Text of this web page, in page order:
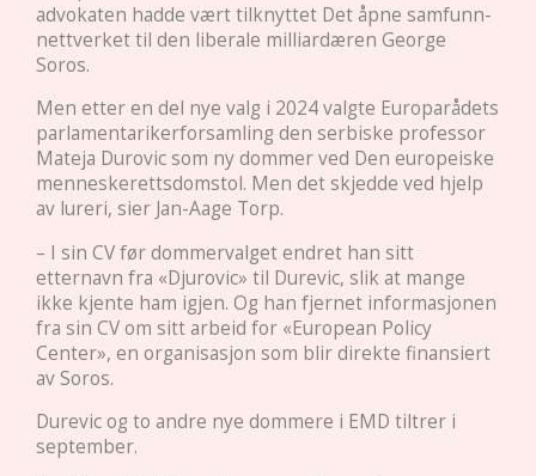
advokaten hadde vært tilknyttet Det åpne samfunn-
nettverket til den liberale milliardæren George
Soros.
Men etter en del nye valg i 2024 valgte Europarådets
parlamentarikerforsamling den serbiske professor
Mateja Durovic som ny dommer ved Den europeiske
menneskerettsdomstol. Men det skjedde ved hjelp
av lureri, sier Jan-Aage Torp.
– I sin CV før dommervalget endret han sitt
etternavn fra «Djurovic» til Durevic, slik at mange
ikke kjente ham igjen. Og han fjernet informasjonen
fra sin CV om sitt arbeid for «European Policy
Center», en organisasjon som blir direkte finansiert
av Soros.
Durevic og to andre nye dommere i EMD tiltrer i
september.